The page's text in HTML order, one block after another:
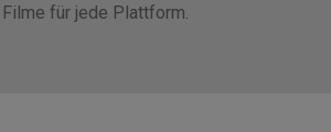
für jede Plattform.